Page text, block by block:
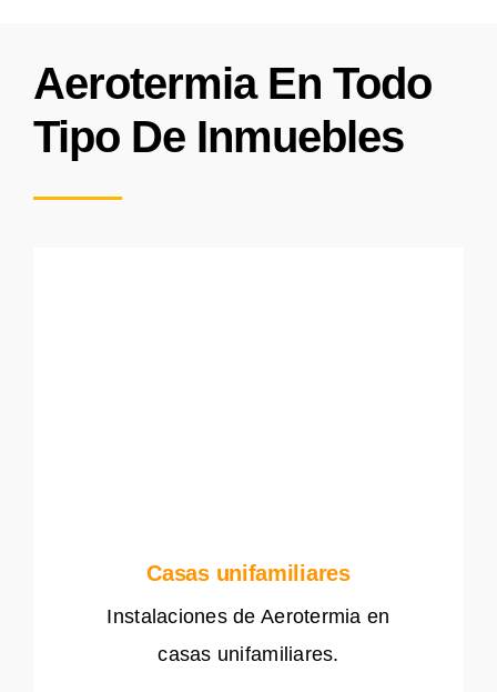
Aerotermia En Todo
Tipo De Inmuebles
Casas unifamiliares
Instalaciones de Aerotermia en
casas unifamiliares.